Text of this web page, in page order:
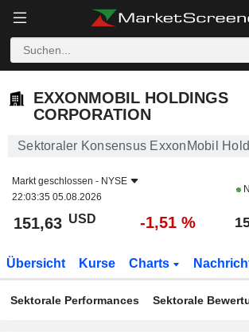
EXXONMOBIL HOLDINGS
CORPORATION
Sektoraler Konsensus ExxonMobil
Markt geschlossen - NYSE
22:03:35 05.08.2026
151,63 USD -1,51 %
Übersicht Kurse Charts
Sektorale Performances Sektorale